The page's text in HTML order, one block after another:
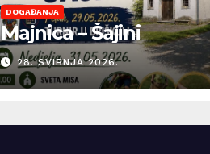
DOGAĐANJA
Majnica – Šajini
28. SVIBNJA 2026.